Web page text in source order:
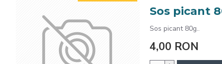
Sos picant
Sos picant 80g..
4,00 RON